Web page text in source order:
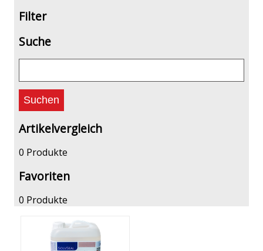
Filter
Suche
Artikelvergleich
0 Produkte
Favoriten
0 Produkte